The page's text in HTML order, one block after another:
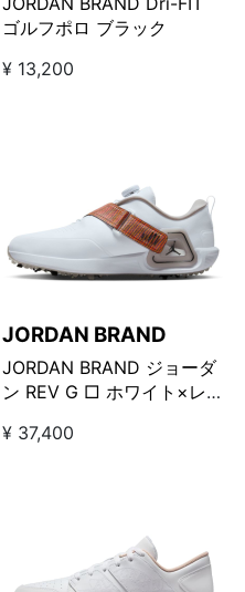
ゴルフポロ ブラック
¥ 13,200
JORDAN BRAND
JORDAN BRAND ジョーダ
ン REV G □ ホワイト×レ
¥ 37,400